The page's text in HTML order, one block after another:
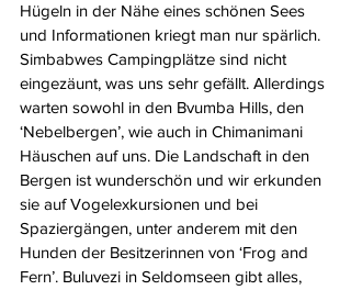
Hügeln in der Nähe eines schönen Sees
und Informationen kriegt man nur spärlich.
Simbabwes Campingplätze sind nicht
eingezäunt, was uns sehr gefällt. Allerdings
warten sowohl in den Bvumba Hills, den
‘Nebelbergen’, wie auch in Chimanimani
Häuschen auf uns. Die Landschaft in den
Bergen ist wunderschön und wir erkunden
sie auf Vogelexkursionen und bei
Spaziergängen, unter anderem mit den
Hunden der Besitzerinnen von ‘Frog and
Fern’. Buluvezi in Seldomseen gibt alles,